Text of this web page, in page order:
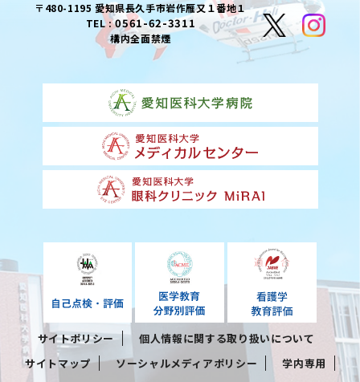
〒480-1195 愛知県長久手市岩作雁又１番地１
TEL :0561-62-3311
構内全面禁煙
サイトポリシー
個人情報に関する取り扱いについて
サイトマップ
ソーシャルメディアポリシー
学内専用